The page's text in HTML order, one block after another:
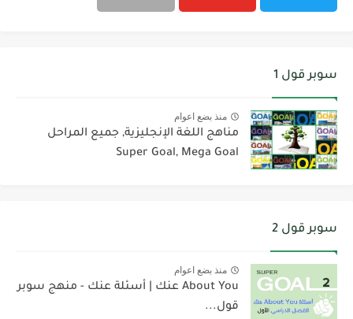
سوبر قول 1
منذ بضع اعوام
مناهج اللغة الإنجليزية, جميع المراحل
Super Goal, Mega Goal
سوبر قول 2
منذ بضع اعوام
About You عنك | أسئلة عنك - منهج سوبر
قول...